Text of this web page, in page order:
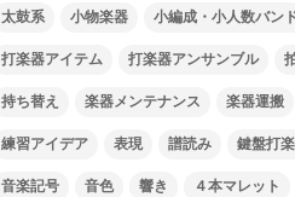
太鼓系 小物楽器 小編成・小人数バン
打楽器アイテム 打楽器アンサンブル
持ち替え 楽器メンテナンス 楽器運搬
練習アイデア 表現 譜読み 鍵盤打
音楽記号 音色 響き ４本マレット